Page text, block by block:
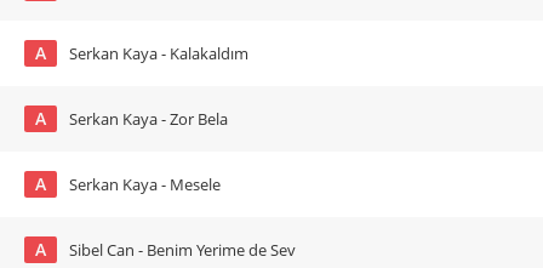
A Serkan Kaya - Kalakaldım
A Serkan Kaya - Zor Bela
A Serkan Kaya - Mesele
A Sibel Can - Benim Yerime de Sev